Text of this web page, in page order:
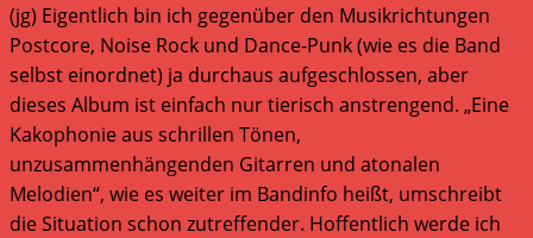
(jg) Eigentlich bin ich gegenüber den Musikrichtungen
Postcore, Noise Rock und Dance-Punk (wie es die Band
selbst einordnet) ja durchaus aufgeschlossen, aber
dieses Album ist einfach nur tierisch anstrengend. „Eine
Kakophonie aus schrillen Tönen,
unzusammenhängenden Gitarren und atonalen
Melodien“, wie es weiter im Bandinfo heißt, umschreibt
die Situation schon zutreffender. Hoffentlich werde ich